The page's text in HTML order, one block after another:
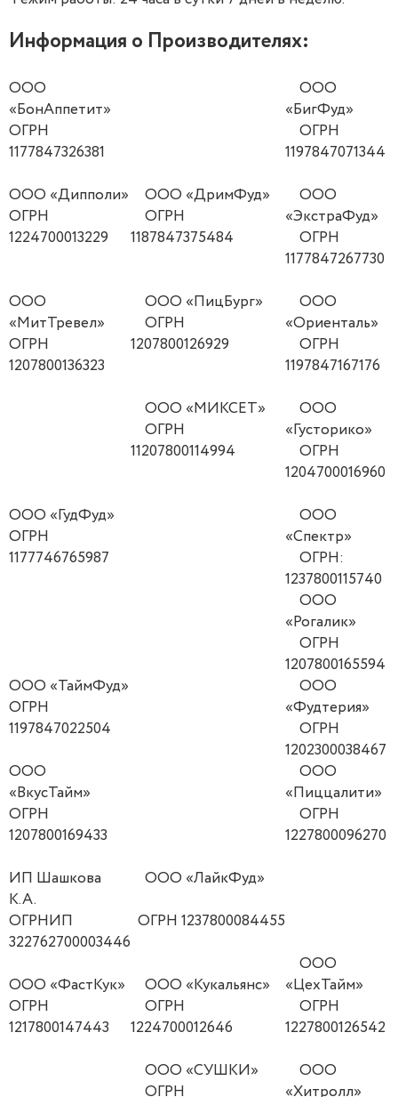
Информация о Производителях:
ООО
«БонАппетит»
ОГРН
1177847326381
ООО
«БигФуд»
ОГРН
1197847071344
ООО «Дипполи»
ОГРН
1224700013229
ООО «ДримФуд»
ОГРН
1187847375484
ООО
«ЭкстраФуд»
ОГРН
1177847267730
ООО
«МитТревел»
ОГРН
1207800136323
ООО «ПицБург»
ОГРН
1207800126929
ООО
«Ориенталь»
ОГРН
1197847167176
ООО «МИКСЕТ»
ОГРН
11207800114994
ООО
«Густорико»
ОГРН
1204700016960
ООО «ГудФуд»
ОГРН
1177746765987
ООО
«Спектр»
ОГРН:
1237800115740
ООО
«Рогалик»
ОГРН
1207800165594
ООО «ТаймФуд»
ОГРН
1197847022504
ООО
«Фудтерия»
ОГРН
1202300038467
ООО
«ВкусТайм»
ОГРН
1207800169433
ООО
«Пиццалити»
ОГРН
1227800096270
ИП Шашкова
К.А.
ОГРНИП
322762700003446
ООО «ЛайкФуд»
ОГРН 1237800084455
ООО «ФастКук»
ОГРН
1217800147443
ООО «Кукальянс»
ОГРН
1224700012646
ООО
«ЦехТайм»
ОГРН
1227800126542
ООО «СУШКИ»
ОГРН
ООО
«Хитролл»